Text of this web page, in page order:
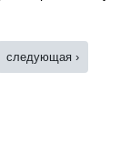
следующая ›